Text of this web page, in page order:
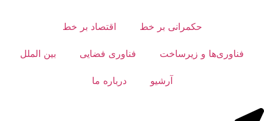
حکمرانی بر خط اقتصاد بر خط
فناوری‌ها و زیرساخت فناوری فضایی بین الملل
آرشیو درباره ما